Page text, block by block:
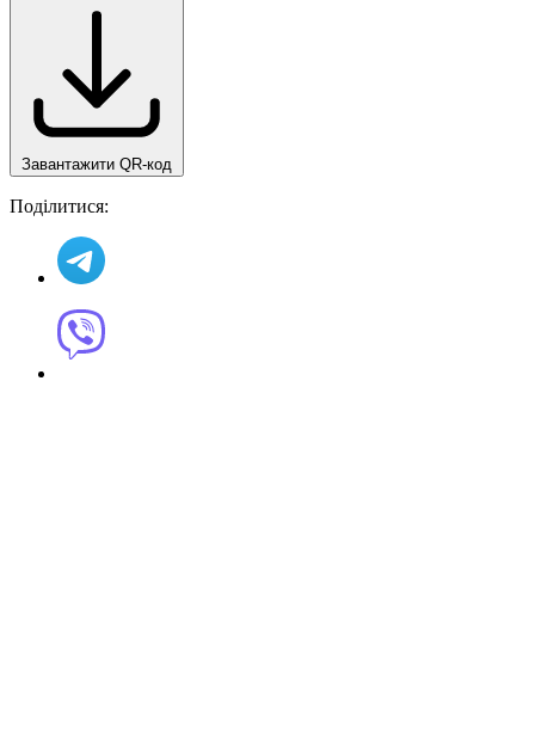
Завантажити QR-код
Поділитися: